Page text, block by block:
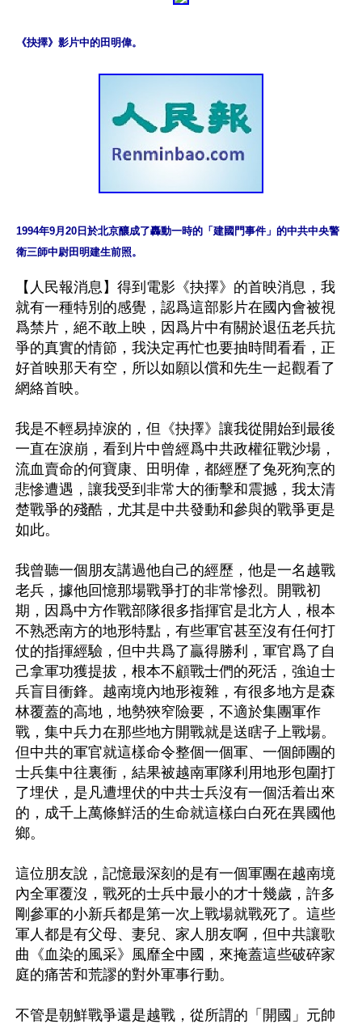
《抉擇》影片中的田明偉。
1994年9月20日於北京釀成了轟動一時的「建國門事件」的中共中央警
衛三師中尉田明建生前照。
【人民報消息】得到電影《抉擇》的首映消息，我
就有一種特別的感覺，認爲這部影片在國內會被視
爲禁片，絕不敢上映，因爲片中有關於退伍老兵抗
爭的真實的情節，我決定再忙也要抽時間看看，正
好首映那天有空，所以如願以償和先生一起觀看了
網絡首映。
我是不輕易掉淚的，但《抉擇》讓我從開始到最後
一直在淚崩，看到片中曾經爲中共政權征戰沙場，
流血賣命的何寶康、田明偉，都經歷了兔死狗烹的
悲慘遭遇，讓我受到非常大的衝擊和震撼，我太清
楚戰爭的殘酷，尤其是中共發動和參與的戰爭更是
如此。
我曾聽一個朋友講過他自己的經歷，他是一名越戰
老兵，據他回憶那場戰爭打的非常慘烈。開戰初
期，因爲中方作戰部隊很多指揮官是北方人，根本
不熟悉南方的地形特點，有些軍官甚至沒有任何打
仗的指揮經驗，但中共爲了贏得勝利，軍官爲了自
己拿軍功獲提拔，根本不顧戰士們的死活，強迫士
兵盲目衝鋒。越南境內地形複雜，有很多地方是森
林覆蓋的高地，地勢狹窄險要，不適於集團軍作
戰，集中兵力在那些地方開戰就是送瞎子上戰場。
但中共的軍官就這樣命令整個一個軍、一個師團的
士兵集中往裏衝，結果被越南軍隊利用地形包圍打
了埋伏，是凡遭埋伏的中共士兵沒有一個活着出來
的，成千上萬條鮮活的生命就這樣白白死在異國他
鄉。
這位朋友說，記憶最深刻的是有一個軍團在越南境
內全軍覆沒，戰死的士兵中最小的才十幾歲，許多
剛參軍的小新兵都是第一次上戰場就戰死了。這些
軍人都是有父母、妻兒、家人朋友啊，但中共讓歌
曲《血染的風采》風靡全中國，來掩蓋這些破碎家
庭的痛苦和荒謬的對外軍事行動。
不管是朝鮮戰爭還是越戰，從所謂的「開國」元帥